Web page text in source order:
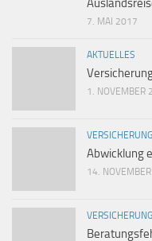
7. MAI 2017
AKTUELLES
1. NOVEMBER
Abwicklung
14.